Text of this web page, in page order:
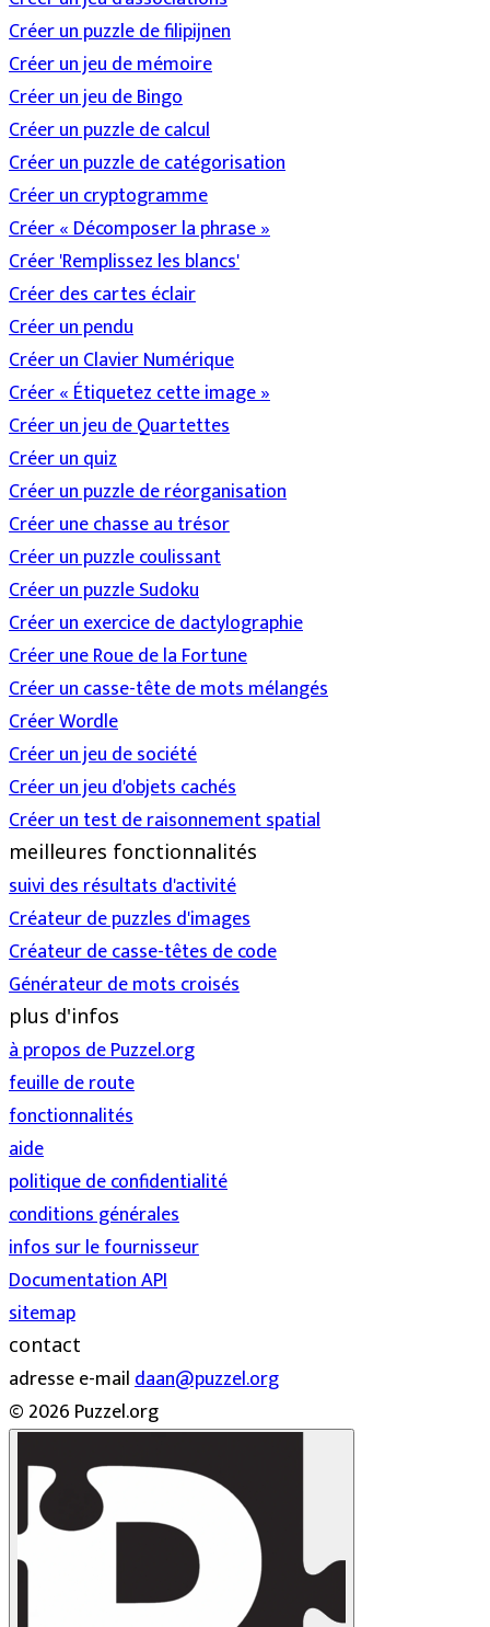
Créer un puzzle de filipijnen
Créer un jeu de mémoire
Créer un jeu de Bingo
Créer un puzzle de calcul
Créer un puzzle de catégorisation
Créer un cryptogramme
Créer « Décomposer la phrase »
Créer 'Remplissez les blancs'
Créer des cartes éclair
Créer un pendu
Créer un Clavier Numérique
Créer « Étiquetez cette image »
Créer un jeu de Quartettes
Créer un quiz
Créer un puzzle de réorganisation
Créer une chasse au trésor
Créer un puzzle coulissant
Créer un puzzle Sudoku
Créer un exercice de dactylographie
Créer une Roue de la Fortune
Créer un casse-tête de mots mélangés
Créer Wordle
Créer un jeu de société
Créer un jeu d'objets cachés
Créer un test de raisonnement spatial
meilleures fonctionnalités
suivi des résultats d'activité
Créateur de puzzles d'images
Créateur de casse-têtes de code
Générateur de mots croisés
plus d'infos
à propos de Puzzel.org
feuille de route
fonctionnalités
aide
politique de confidentialité
conditions générales
infos sur le fournisseur
Documentation API
sitemap
contact
adresse e-maildaan@puzzel.org
© 2026 Puzzel.org